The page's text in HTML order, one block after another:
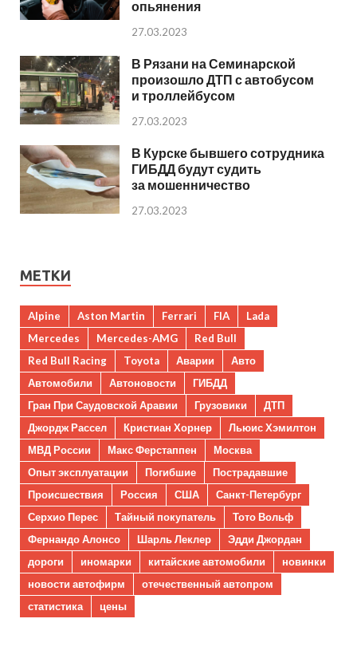
опьянения
27.03.2023
В Рязани на Семинарской
произошло ДТП с автобусом
и троллейбусом
27.03.2023
В Курске бывшего сотрудника
ГИБДД будут судить
за мошенничество
27.03.2023
МЕТКИ
Alpine Aston Martin Ferrari FIA
Lada
Mercedes
Mercedes-AMG
Red Bull
Red Bull Racing
Toyota Аварии
Авто
Автомобили
Автоновости
ГИБДД
Гран При Саудовской Аравии
Грузовики
ДТП
Джордж Рассел
Кристиан Хорнер
Льюис Хэмилтон
МВД России
Макс Ферстаппен
Москва
Опыт эксплуатации
Погибшие
Пострадавшие
Происшествия
Россия США
Санкт-Петербург
Серхио Перес
Тайный покупатель
Тото Вольф
Фернандо Алонсо
Шарль Леклер
Эдди Джордан
дороги
иномарки китайские автомобили
новинки
новости автофирм
отечественный автопром
статистика
цены